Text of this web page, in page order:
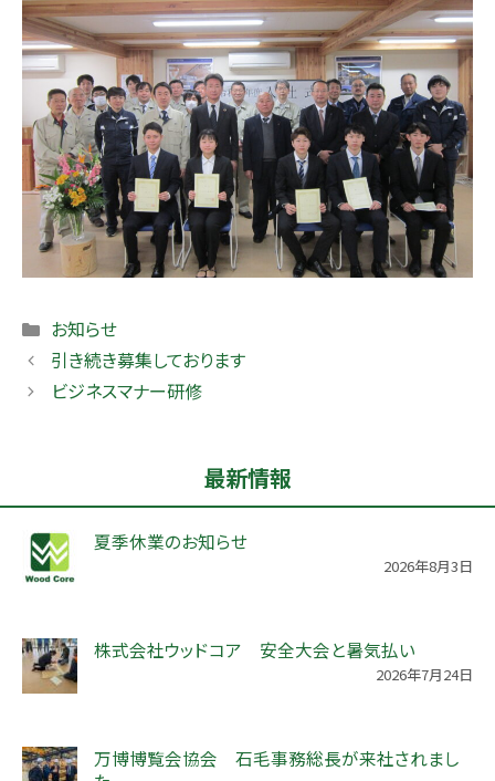
Categories
お知らせ
引き続き募集しております
ビジネスマナー研修
最新情報
夏季休業のお知らせ
2026年8月3日
株式会社ウッドコア 安全大会と暑気払い
2026年7月24日
万博博覧会協会 石毛事務総長が来社されまし